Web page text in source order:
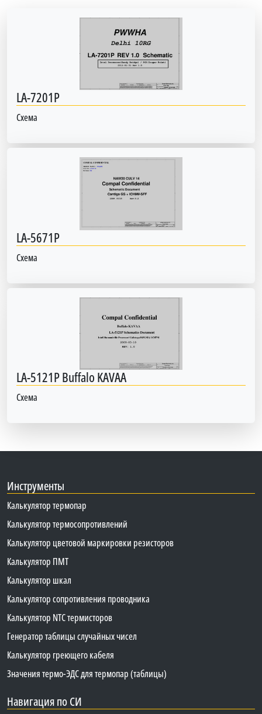
LA-7201P
Схема
LA-5671P
Схема
LA-5121P Buffalo KAVAA
Схема
Инструменты
Калькулятор термопар
Калькулятор термосопротивлений
Калькулятор цветовой маркировки резисторов
Калькулятор ПМТ
Калькулятор шкал
Калькулятор сопротивления проводника
Калькулятор NTC термисторов
Генератор таблицы случайных чисел
Калькулятор греющего кабеля
Значения термо-ЭДС для термопар (таблицы)
Навигация по СИ